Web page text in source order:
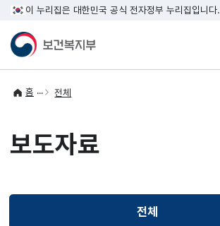
이 누리집은 대한민국 공식 전자정부 누리집입니다.
홈 전체
보도자료
전체선택됨